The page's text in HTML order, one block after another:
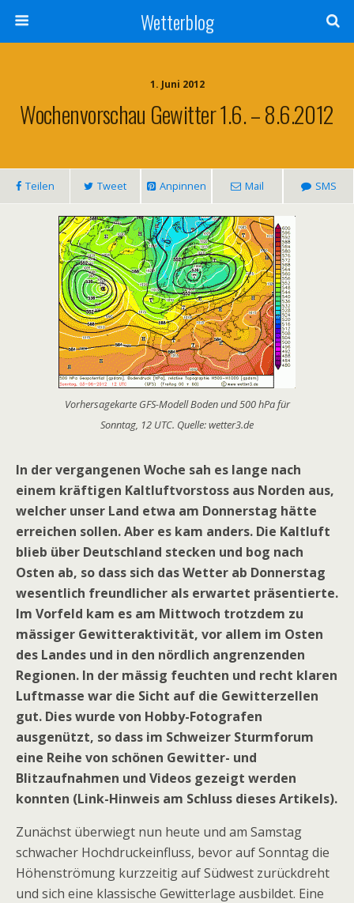
Wetterblog
1. Juni 2012
Wochenvorschau Gewitter 1.6. – 8.6.2012
Teilen Tweet Anpinnen Mail SMS
Vorhersagekarte GFS-Modell Boden und 500 hPa für
Sonntag, 12 UTC. Quelle: wetter3.de
In der vergangenen Woche sah es lange nach
einem kräftigen Kaltluftvorstoss aus Norden aus,
welcher unser Land etwa am Donnerstag hätte
erreichen sollen. Aber es kam anders. Die Kaltluft
blieb über Deutschland stecken und bog nach
Osten ab, so dass sich das Wetter ab Donnerstag
wesentlich freundlicher als erwartet präsentierte.
Im Vorfeld kam es am Mittwoch trotzdem zu
mässiger Gewitteraktivität, vor allem im Osten
des Landes und in den nördlich angrenzenden
Regionen. In der mässig feuchten und recht klaren
Luftmasse war die Sicht auf die Gewitterzellen
gut. Dies wurde von Hobby-Fotografen
ausgenützt, so dass im Schweizer Sturmforum
eine Reihe von schönen Gewitter- und
Blitzaufnahmen und Videos gezeigt werden
konnten (Link-Hinweis am Schluss dieses Artikels).
Zunächst überwiegt nun heute und am Samstag
schwacher Hochdruckeinfluss, bevor auf Sonntag die
Höhenströmung kurzzeitig auf Südwest zurückdreht
und sich eine klassische Gewitterlage ausbildet. Eine